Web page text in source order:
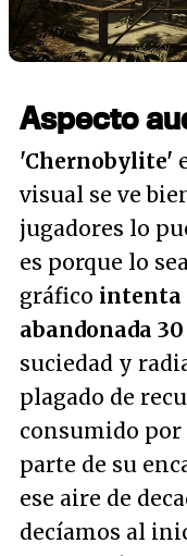
Aspecto
'Chernobylite'
visual se ve
jugadores lo
es porque lo
gráfico intenta
abandonada
suciedad y
plagado de
consumido por
parte de su
ese aire de
decíamos al